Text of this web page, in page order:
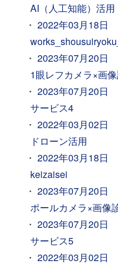
AI（人工知能）活用
2022年03月18日
2023年07月20日
1眼レフカメラ×画
2023年07月20日
サービス4
2022年03月02日
ドローン活用
2022年03月18日
keizaisei
2023年07月20日
ポールカメラ×画像
2023年07月20日
サービス5
2022年03月02日